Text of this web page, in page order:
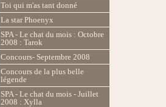
Toi qui m'as tant donné
La star Phoenyx
SPA - Le chat du mois : Octobre
2008 : Tarok
Concours- Septembre 2008
Concours de la plus belle
légende
SPA - Le chat du mois - Juillet
2008 : Xylla